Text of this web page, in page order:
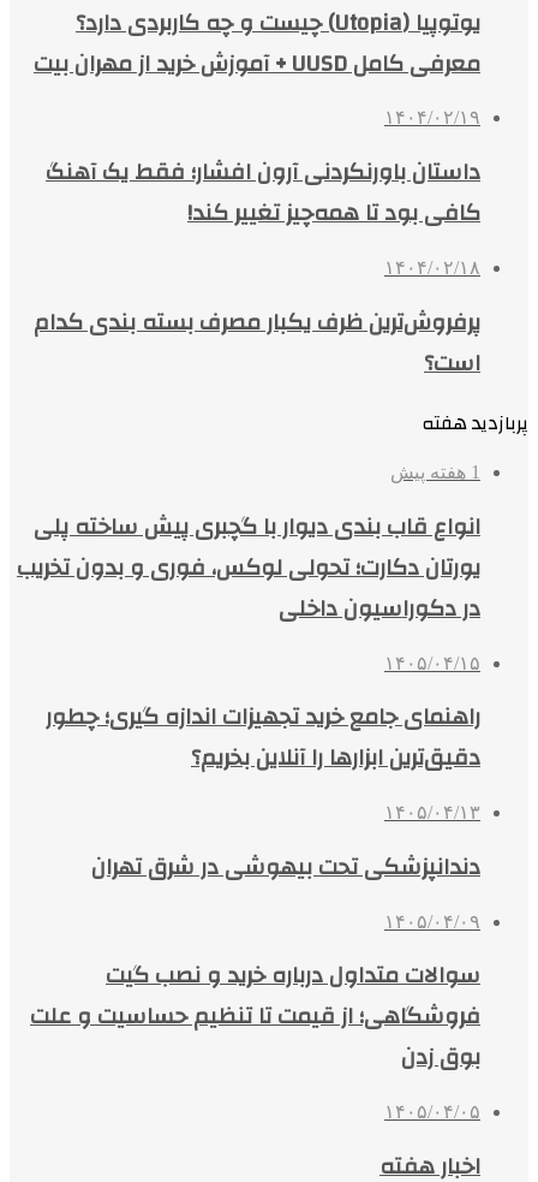
یوتوپیا (Utopia) چیست و چه کاربردی دارد؟
معرفی کامل UUSD + آموزش خرید از مهران بیت
۱۴۰۴/۰۲/۱۹
داستان باورنکردنی آرون افشار؛ فقط یک آهنگ
کافی بود تا همه‌چیز تغییر کند!
۱۴۰۴/۰۲/۱۸
پرفروش‌ترین ظرف یکبار مصرف بسته بندی کدام
است؟
پربازدید هفته
1 هفته پیش
انواع قاب بندی دیوار با گچبری پیش ساخته پلی
یورتان دکارت؛ تحولی لوکس، فوری و بدون تخریب
در دکوراسیون داخلی
۱۴۰۵/۰۴/۱۵
راهنمای جامع خرید تجهیزات اندازه گیری؛ چطور
دقیق‌ترین ابزارها را آنلاین بخریم؟
۱۴۰۵/۰۴/۱۳
دندانپزشکی تحت بیهوشی در شرق تهران
۱۴۰۵/۰۴/۰۹
سوالات متداول درباره خرید و نصب گیت
فروشگاهی؛ از قیمت تا تنظیم حساسیت و علت
بوق زدن
۱۴۰۵/۰۴/۰۵
اخبار هفته